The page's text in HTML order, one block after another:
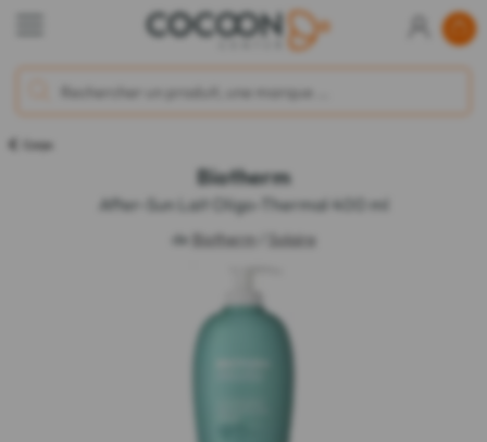
Corps
Biotherm
After-Sun Lait Oligo-Thermal 400 ml
de Biotherm Solaire